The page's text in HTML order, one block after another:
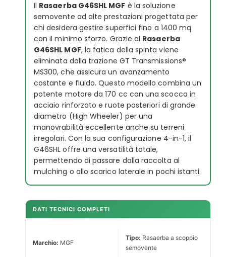
Il Rasaerba G46SHL MGF è la soluzione
semovente ad alte prestazioni progettata per
chi desidera gestire superfici fino a 1400 mq
con il minimo sforzo. Grazie al Rasaerba
G46SHL MGF, la fatica della spinta viene
eliminata dalla trazione GT Transmissions®
MS300, che assicura un avanzamento
costante e fluido. Questo modello combina un
potente motore da 170 cc con una scocca in
acciaio rinforzato e ruote posteriori di grande
diametro (High Wheeler) per una
manovrabilità eccellente anche su terreni
irregolari. Con la sua configurazione 4-in-1, il
G46SHL offre una versatilità totale,
permettendo di passare dalla raccolta al
mulching o allo scarico laterale in pochi istanti.
DATI TECNICI COMPLETI
Marchio: MGF
Tipo: Rasaerba a scoppio
semovente